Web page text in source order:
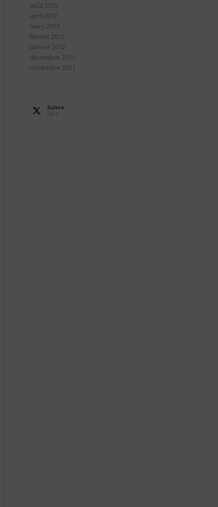
août 2012
avril 2012
mars 2012
février 2012
janvier 2012
décembre 2011
novembre 2011
Suivre
sur X